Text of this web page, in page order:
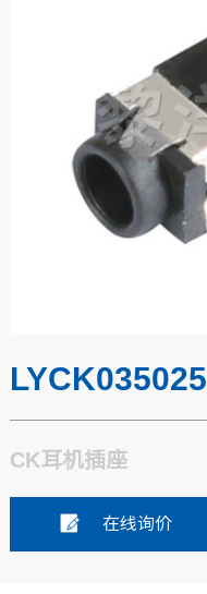
LYCK035025
CK耳机插座
在线询价